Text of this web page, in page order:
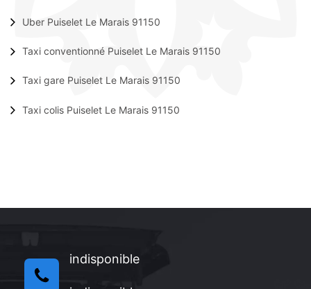
Uber Puiselet Le Marais 91150
Taxi conventionné Puiselet Le Marais 91150
Taxi gare Puiselet Le Marais 91150
Taxi colis Puiselet Le Marais 91150
indisponible